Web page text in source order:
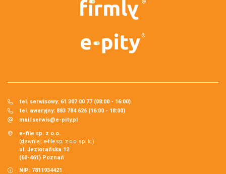
tel. serwisowy: 61 307 00 77 (08:00 - 16:00)
tel. awaryjny: 883 784 626 (16:00 - 18:00)
mail:serwis@e-pity.pl
e-file sp. z o.o.
(dawniej: e-file sp. z o.o. sp. k.)
ul. Jeziorańska 12
(60-461) Poznań
NIP: 7811934421